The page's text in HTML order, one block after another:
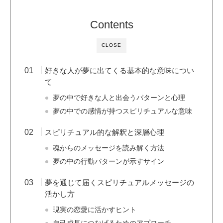
CLOSE
Contents
好きな人が夢に出てくる基本的な意味につい
て
夢の中で好きな人と出会うパターンと心理
夢の中での感情が持つスピリチュアルな意味
スピリチュアル的な解釈と深層心理
魂からのメッセージを読み解く方法
夢の中の行動パターンが示すサイン
夢を通じて届くスピリチュアルメッセージの
活かし方
現実の恋愛に活かすヒント